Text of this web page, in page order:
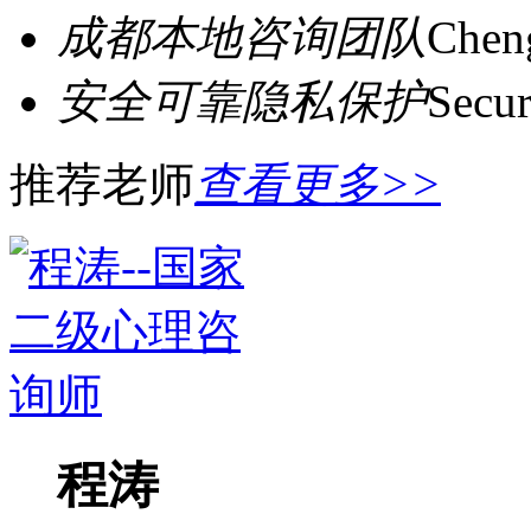
成都本地咨询团队
安全可靠隐私保护
推荐老师查看更多>>
程涛